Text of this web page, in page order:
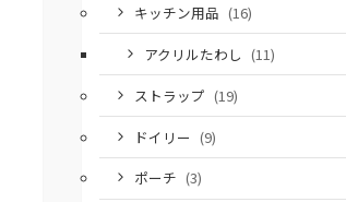
キッチン用品 (16)
アクリルたわし (11)
ストラップ (19)
ドイリー (9)
ポーチ (3)